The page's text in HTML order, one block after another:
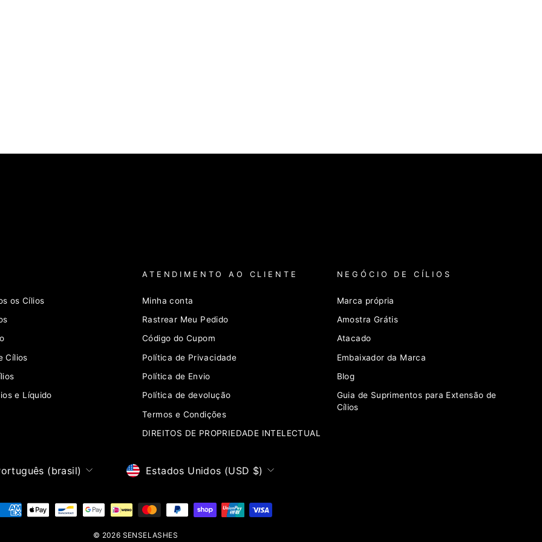
os Cílios
Cílios
e Líquido
ATENDIMENTO AO CLIENTE
Minha conta
Rastrear Meu Pedido
Código do Cupom
Política de Privacidade
Política de Envio
Política de devolução
Termos e Condições
DIREITOS DE PROPRIEDADE INTELECTUAL
NEGÓCIO DE CÍLIOS
Marca própria
Amostra Grátis
Atacado
Embaixador da Marca
Blog
Guia de Suprimentos para Extensão de
Cílios
(brasil) MoedaEstados Unidos (USD $)
© 2026 SENSELASHES